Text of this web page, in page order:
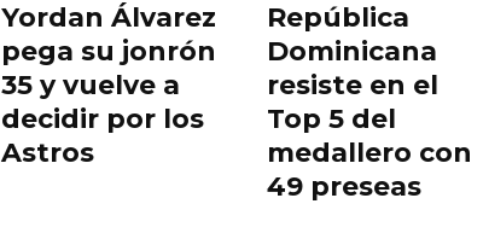
Yordan Álvarez
pega su jonrón
35 y vuelve a
decidir por los
Astros
República
Dominicana
resiste en el
Top 5 del
medallero con
49 preseas